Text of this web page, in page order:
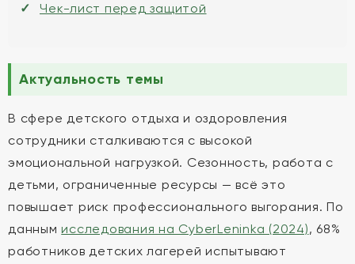
Чек-лист перед защитой
Актуальность темы
В сфере детского отдыха и оздоровления
сотрудники сталкиваются с высокой
эмоциональной нагрузкой. Сезонность, работа с
детьми, ограниченные ресурсы — всё это
повышает риск профессионального выгорания. По
даннымисследования на CyberLeninka (2024), 68%
работников детских лагерей испытывают